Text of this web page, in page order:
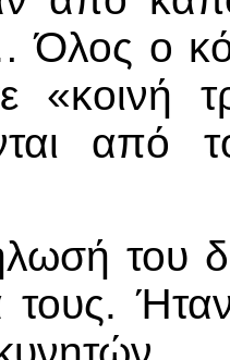
Όλος ο
«κοινή
από
του
τους.